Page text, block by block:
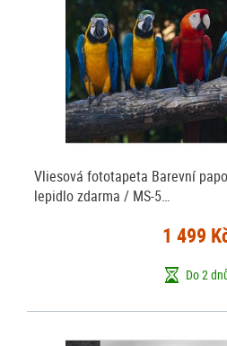
Vliesová fototapeta Barevní
lepidlo zdarma / MS-5…
1 499
Do 2